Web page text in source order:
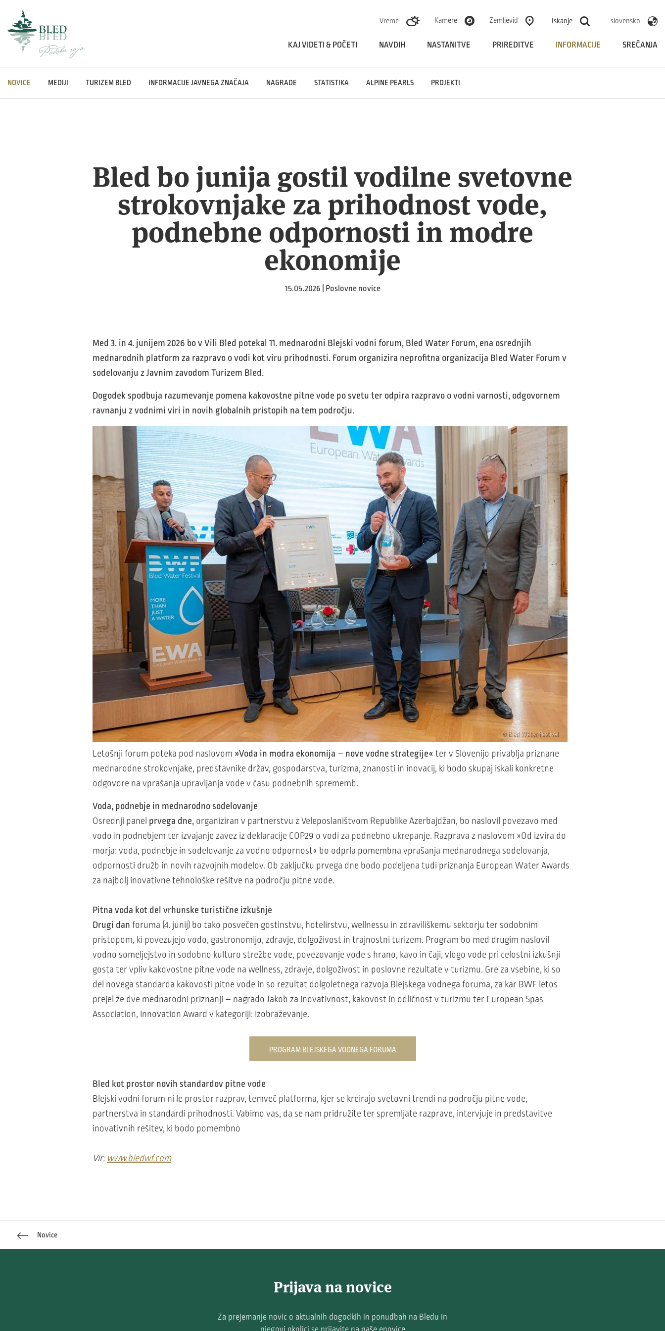
Vreme
Kamere Zemljevid Iskanje slovensko
KAJ VIDETI & POČETI NAVDIH NASTANITVE PRIREDITVE INFORMACIJE SREČANJA
NOVICE MEDIJI TURIZEM BLED INFORMACIJE JAVNEGA ZNAČAJA NAGRADE STATISTIKA ALPINE PEARLS PROJEKTI
Bled bo junija gostil vodilne svetovne
strokovnjake za prihodnost vode,
podnebne odpornosti in modre
ekonomije
15.05.2026 | Poslovne novice
Med 3. in 4. junijem 2026 bo v Vili Bled potekal 11. mednarodni Blejski vodni forum, Bled Water Forum, ena osrednjih
mednarodnih platform za razpravo o vodi kot viru prihodnosti. Forum organizira neprofitna organizacija Bled Water Forum v
sodelovanju z Javnim zavodom Turizem Bled.
Dogodek spodbuja razumevanje pomena kakovostne pitne vode po svetu ter odpira razpravo o vodni varnosti, odgovornem
ravnanju z vodnimi viri in novih globalnih pristopih na tem področju.
© Bled Water Festival
Letošnji forum poteka pod naslovom »Voda in modra ekonomija – nove vodne strategije« ter v Slovenijo privablja priznane
mednarodne strokovnjake, predstavnike držav, gospodarstva, turizma, znanosti in inovacij, ki bodo skupaj iskali konkretne
odgovore na vprašanja upravljanja vode v času podnebnih sprememb.
Voda, podnebje in mednarodno sodelovanje
Osrednji panel prvega dne, organiziran v partnerstvu z Veleposlaništvom Republike Azerbajdžan, bo naslovil povezavo med
vodo in podnebjem ter izvajanje zavez iz deklaracije COP29 o vodi za podnebno ukrepanje. Razprava z naslovom »Od izvira do
morja: voda, podnebje in sodelovanje za vodno odpornost« bo odprla pomembna vprašanja mednarodnega sodelovanja,
odpornosti družb in novih razvojnih modelov. Ob zaključku prvega dne bodo podeljena tudi priznanja European Water Awards
za najbolj inovativne tehnološke rešitve na področju pitne vode.
Pitna voda kot del vrhunske turistične izkušnje
Drugi dan foruma (4. junij) bo tako posvečen gostinstvu, hotelirstvu, wellnessu in zdraviliškemu sektorju ter sodobnim
pristopom, ki povezujejo vodo, gastronomijo, zdravje, dolgoživost in trajnostni turizem. Program bo med drugim naslovil
vodno someljejstvo in sodobno kulturo strežbe vode, povezovanje vode s hrano, kavo in čaji, vlogo vode pri celostni izkušnji
gosta ter vpliv kakovostne pitne vode na wellness, zdravje, dolgoživost in poslovne rezultate v turizmu. Gre za vsebine, ki so
del novega standarda kakovosti pitne vode in so rezultat dolgoletnega razvoja Blejskega vodnega foruma, za kar BWF letos
prejel že dve mednarodni priznanji – nagrado Jakob za inovativnost, kakovost in odličnost v turizmu ter European Spas
Association, Innovation Award v kategoriji: Izobraževanje.
PROGRAM BLEJSKEGA VODNEGA FORUMA
Bled kot prostor novih standardov pitne vode
Blejski vodni forum ni le prostor razprav, temveč platforma, kjer se kreirajo svetovni trendi na področju pitne vode,
partnerstva in standardi prihodnosti. Vabimo vas, da se nam pridružite ter spremljate razprave, intervjuje in predstavitve
inovativnih rešitev, ki bodo pomembno
Vir: www.bledwf.com
Novice
Prijava na novice
Za prejemanje novic o aktualnih dogodkih in ponudbah na Bledu in